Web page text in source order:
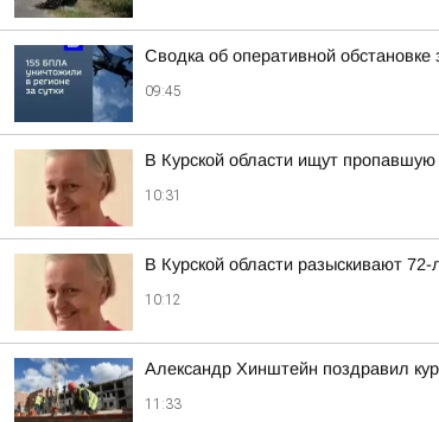
Сводка об оперативной обстановке
09:45
В Курской области ищут
10:31
В Курской области разыскивают
10:12
Александр Хинштейн поздравил
11:33